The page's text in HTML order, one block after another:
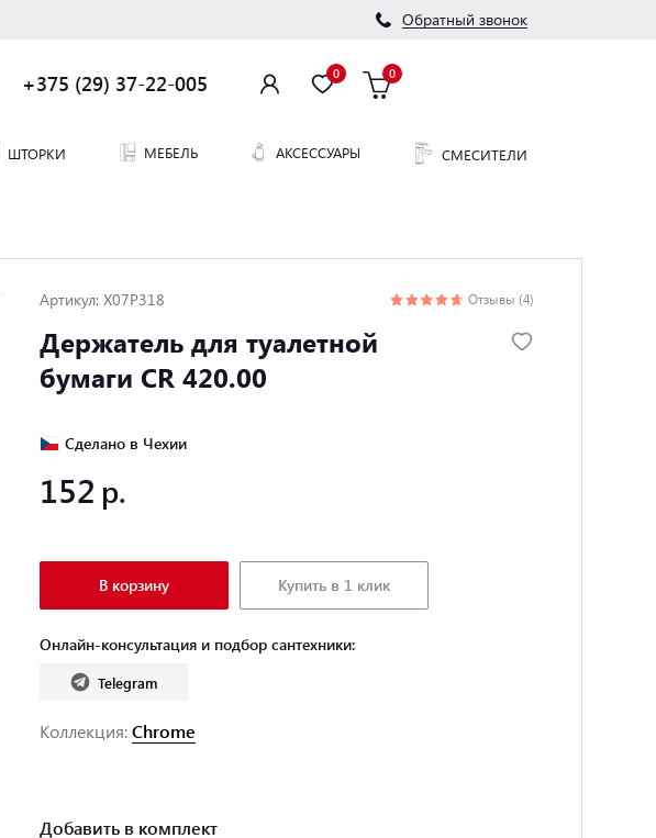
Обратный звонок
+375 (29) 37-22-005 0 0
ШТОРКИ МЕБЕЛЬ АКСЕССУАРЫ СМЕСИТЕЛИ
Артикул: X07P318 Отзывы (4)
Держатель для туалетной
бумаги CR 420.00
Сделано в Чехии
152
В корзину Купить в 1 клик
Онлайн-консультация и подбор сантехники:
Telegram
Коллекция:Chrome
Добавить в комплект